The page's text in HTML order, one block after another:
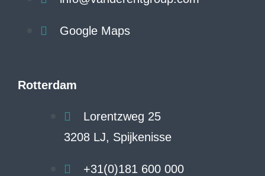
Google Maps
Rotterdam
Lorentzweg 25
3208 LJ, Spijkenisse
+31(0)181 600 000